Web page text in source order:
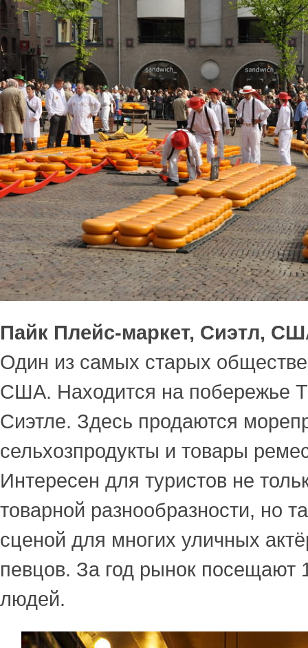
Пайк Плейс-маркет, Сиэтл,
Один из самых старых
США. Находится на побережье
Сиэтле. Здесь продаются
сельхозпродукты и товары
Интересен для туристов не
товарной разнообразности, но
сценой для многих уличных
певцов. За год рынок посещают
людей.